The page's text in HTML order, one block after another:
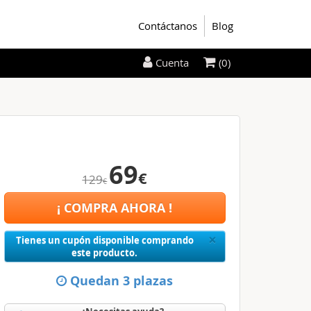
Contáctanos Blog
129€ 69€
¡ COMPRA AHORA !
×Close
Tienes un cupón disponible comprando
este producto.
Quedan 3 plazas
Cuenta (0)